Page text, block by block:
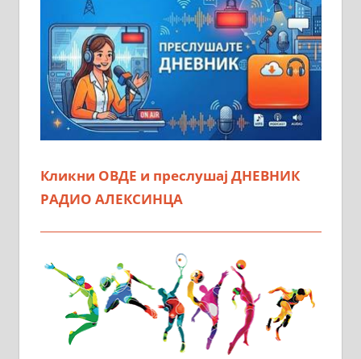
Кликни ОВДЕ и преслушај ДНЕВНИК
РАДИО АЛЕКСИНЦА